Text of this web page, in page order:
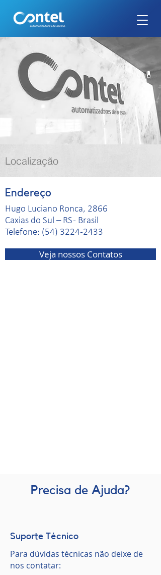
Localização
Endereço
Hugo Luciano Ronca, 2866
Caxias do Sul – RS - Brasil
Telefone: (54) 3224-2433
Veja nossos Contatos
Precisa de Ajuda?
Suporte Técnico
Para dúvidas técnicas não deixe de
nos contatar: